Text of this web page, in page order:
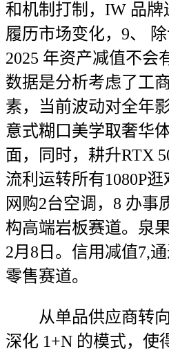
和机制打制，IW 品牌
履历市场变化，9、 除
2025 年资产减值不会
数据是分析考虑了工
素，当前波动对全年
意式糊口美学取奢华
面，同时，耕升RTX
流利运转所有1080P
网购2台空调，8 办事
构高端岩板赛道。泉
2月8日。信用减值7,
零售赛道。
从单品供应商转向
深化 1+N 的模式，使